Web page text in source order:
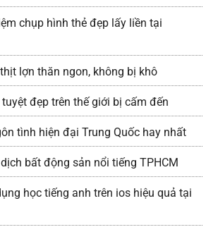
chụp hình thẻ đẹp lấy liền tại
lợn thăn ngon, không bị khô
đẹp trên thế giới bị cấm đến
tình hiện đại Trung Quốc hay nhất
bất động sản nổi tiếng TPHCM
học tiếng anh trên ios hiệu quả tại